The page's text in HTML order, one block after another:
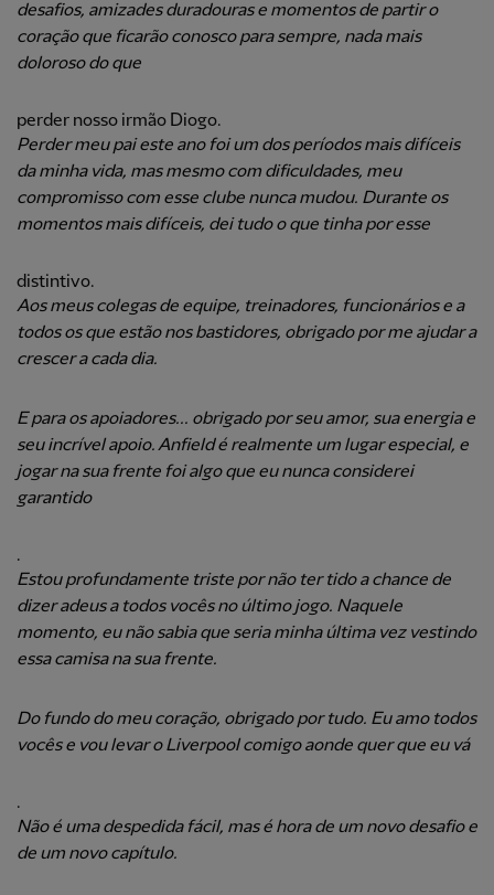
desafios, amizades duradouras e momentos de partir o
coração que ficarão conosco para sempre, nada mais
doloroso do que
perder nosso irmão Diogo.
Perder meu pai este ano foi um dos períodos mais difíceis
da minha vida, mas mesmo com dificuldades, meu
compromisso com esse clube nunca mudou. Durante os
momentos mais difíceis, dei tudo o que tinha por esse
distintivo.
Aos meus colegas de equipe, treinadores, funcionários e a
todos os que estão nos bastidores, obrigado por me ajudar a
crescer a cada dia.
E para os apoiadores... obrigado por seu amor, sua energia e
seu incrível apoio. Anfield é realmente um lugar especial, e
jogar na sua frente foi algo que eu nunca considerei
garantido
.
Estou profundamente triste por não ter tido a chance de
dizer adeus a todos vocês no último jogo. Naquele
momento, eu não sabia que seria minha última vez vestindo
essa camisa na sua frente.
Do fundo do meu coração, obrigado por tudo. Eu amo todos
vocês e vou levar o Liverpool comigo aonde quer que eu vá
.
Não é uma despedida fácil, mas é hora de um novo desafio e
de um novo capítulo.